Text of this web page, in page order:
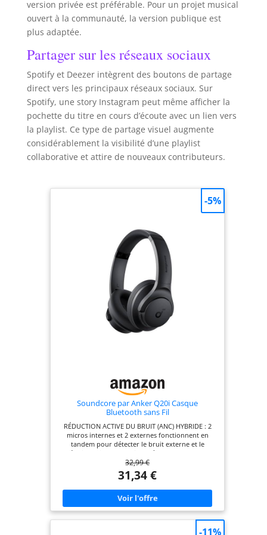
version privée est préférable. Pour un projet musical
ouvert à la communauté, la version publique est
plus adaptée.
Partager sur les réseaux sociaux
Spotify et Deezer intègrent des boutons de partage
direct vers les principaux réseaux sociaux. Sur
Spotify, une story Instagram peut même afficher la
pochette du titre en cours d’écoute avec un lien vers
la playlist. Ce type de partage visuel augmente
considérablement la visibilité d’une playlist
collaborative et attire de nouveaux contributeurs.
Soundcore par Anker Q20i Casque
Bluetooth sans Fil
RÉDUCTION ACTIVE DU BRUIT (ANC) HYBRIDE : 2
micros internes et 2 externes fonctionnent en
tandem pour détecter le bruit externe et le
réduire efficacement, jusqu'à 90 %, comme les
bruits des moteurs de voitures et d'avions.
PLONGEZ AU CŒUR D'UN SON PRÉCIS : le casque
antibruit est doté de grands transducteurs
dynamiques de 40 mm qui produisent un son
détaillé et des rythmes puissants grâce à la
technologie BassUp. Compatible avec la norme Hi-
32,99 €
31,34 €
-5%
-11%